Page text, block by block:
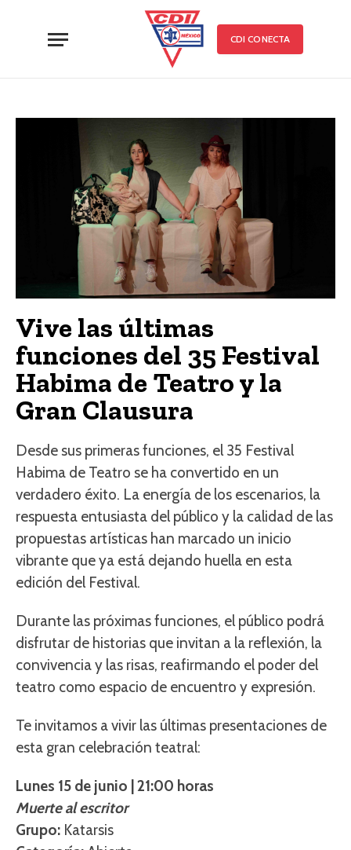
CDI CONECTA
Vive las últimas
funciones del 35 Festival
Habima de Teatro y la
Gran Clausura
Desde sus primeras funciones, el 35 Festival
Habima de Teatro se ha convertido en un
verdadero éxito. La energía de los escenarios, la
respuesta entusiasta del público y la calidad de las
propuestas artísticas han marcado un inicio
vibrante que ya está dejando huella en esta
edición del Festival.
Durante las próximas funciones, el público podrá
disfrutar de historias que invitan a la reflexión, la
convivencia y las risas, reafirmando el poder del
teatro como espacio de encuentro y expresión.
Te invitamos a vivir las últimas presentaciones de
esta gran celebración teatral:
Lunes 15 de junio | 21:00 horas
Muerte al escritor
Grupo: Katarsis